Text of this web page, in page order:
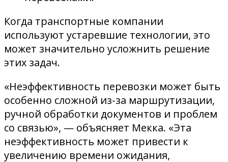
Когда транспортные компании
используют устаревшие технологии, это
может значительно усложнить решение
этих задач.
«Неэффективность перевозки может быть
особенно сложной из-за маршрутизации,
ручной обработки документов и проблем
со связью», — объясняет Мекка. «Эта
неэффективность может привести к
увеличению времени ожидания,